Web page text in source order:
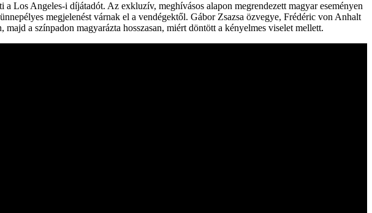
Los Angeles-i díjátadót. Az exkluzív, meghívásos alapon megrendezett magyar eseményen
megjelenést várnak el a vendégektől. Gábor Zsazsa özvegye, Frédéric von Anhalt
a színpadon magyarázta hosszasan, miért döntött a kényelmes viselet mellett.